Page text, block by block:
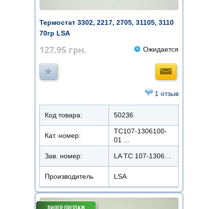
Термостат 3302, 2217, 2705, 31105, 3110
70гр LSA
127.95 грн. Ожидается
1 отзыв
Код товара: 50236
Кат. номер:
ТС107-1306100-
01 ...
Зав. номер: LA ТС 107-1306100-02
Производитель LSA